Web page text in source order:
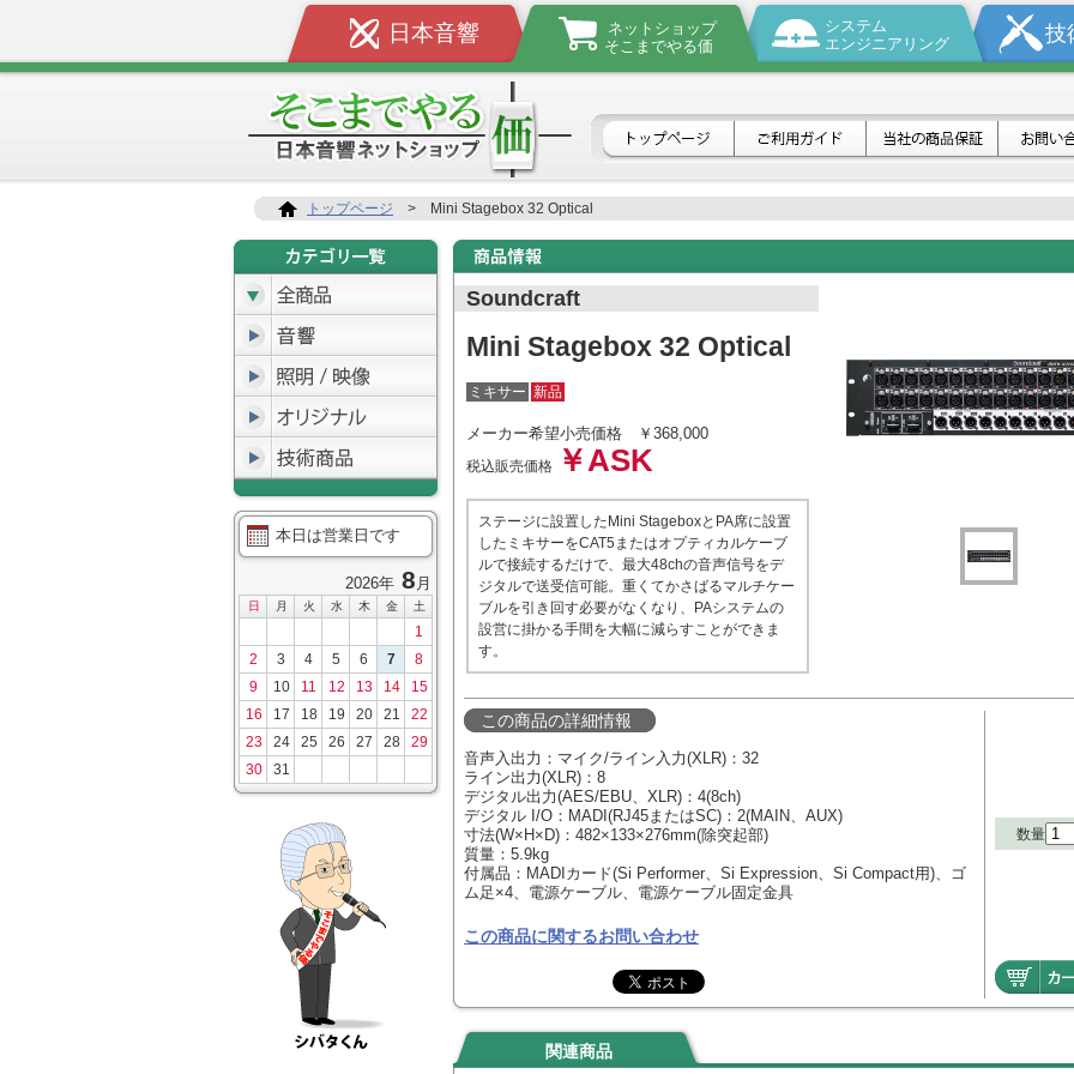
日本音響
ネットショップ
そこまでやる価
システム
エンジニアリング
技
トップページ > Mini Stagebox 32 Optical
本日は営業日です
2026年 8 月
日 月 火 水 木 金 土
1
2
3 4 5 6 7
8
9
10 11 12 13 14
15
16
17 18 19 20 21
22
23
24 25 26 27 28
29
30
31
Soundcraft
Mini Stagebox 32 Optical
ミキサー 新品
メーカー希望小売価格 ￥368,000
税込販売価格 ￥ASK
ステージに設置したMini StageboxとPA席に設置
したミキサーをCAT5またはオプティカルケーブ
ルで接続するだけで、最大48chの音声信号をデ
ジタルで送受信可能。重くてかさばるマルチケー
ブルを引き回す必要がなくなり、PAシステムの
設営に掛かる手間を大幅に減らすことができま
す。
この商品の詳細情報
音声入出力：マイク/ライン入力(XLR)：32
ライン出力(XLR)：8
デジタル出力(AES/EBU、XLR)：4(8ch)
デジタル I/O：MADI(RJ45またはSC)：2(MAIN、AUX)
寸法(W×H×D)：482×133×276mm(除突起部)
質量：5.9kg
付属品：MADIカード(Si Performer、Si Expression、Si Compact用)、ゴ
ム足×4、電源ケーブル、電源ケーブル固定金具
この商品に関するお問い合わせ
数量
関連商品